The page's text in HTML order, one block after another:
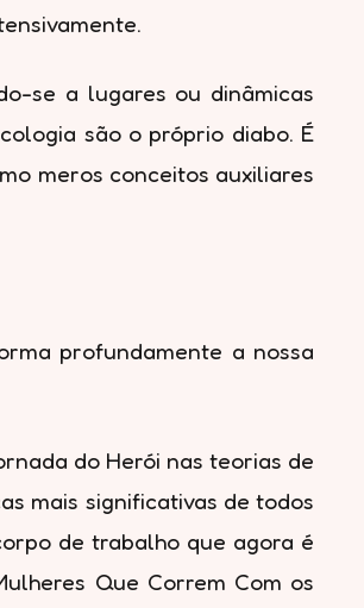
se a lugares ou dinâmicas
são o próprio diabo. É
meros conceitos auxiliares
profundamente a nossa
do Herói nas teorias de
mais significativas de todos
de trabalho que agora é
Que Correm Com os